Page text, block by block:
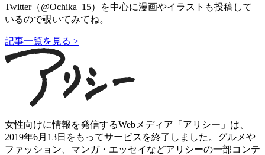
Twitter（@Ochika_15）を中心に漫画やイラストも投稿して
いるので覗いてみてね。
記事一覧を見る >
女性向けに情報を発信するWebメディア「アリシー」は、
2019年6月13日をもってサービスを終了しました。グルメや
ファッション、マンガ・エッセイなどアリシーの一部コンテ